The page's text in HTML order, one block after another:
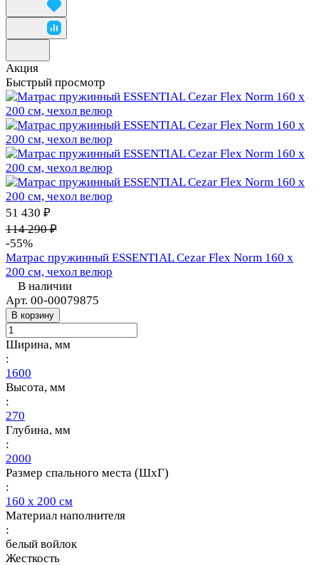
Акция
Быстрый просмотр
51 430 ₽
114 290 ₽
-55%
Матрас пружинный ESSENTIAL Cezar Flex Norm 160 х
200 см, чехол велюр
В наличии
Арт. 00-00079875
В корзину
Ширина, мм
:
1600
Высота, мм
:
270
Глубина, мм
:
2000
Размер спального места (ШхГ)
:
160 х 200 см
Материал наполнителя
:
белый войлок
Жесткость